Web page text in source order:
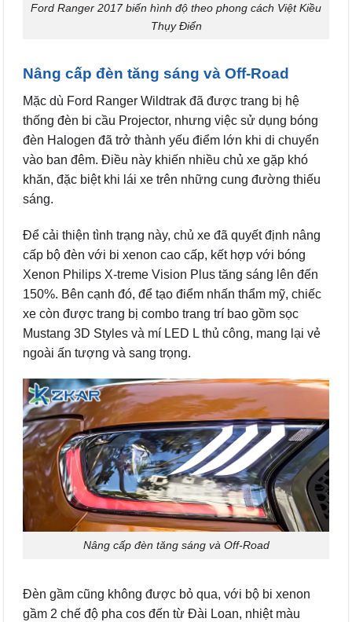
Ford Ranger 2017 biến hình độ theo phong cách Việt Kiều
Thụy Điển
Nâng cấp đèn tăng sáng và Off-Road
Mặc dù Ford Ranger Wildtrak đã được trang bị hệ
thống đèn bi cầu Projector, nhưng việc sử dụng bóng
đèn Halogen đã trở thành yếu điểm lớn khi di chuyển
vào ban đêm. Điều này khiến nhiều chủ xe gặp khó
khăn, đặc biệt khi lái xe trên những cung đường thiếu
sáng.
Để cải thiện tình trạng này, chủ xe đã quyết định nâng
cấp bộ đèn với bi xenon cao cấp, kết hợp với bóng
Xenon Philips X-treme Vision Plus tăng sáng lên đến
150%. Bên cạnh đó, để tạo điểm nhấn thẩm mỹ, chiếc
xe còn được trang bị combo trang trí bao gồm sọc
Mustang 3D Styles và mí LED L thủ công, mang lại vẻ
ngoài ấn tượng và sang trọng.
Nâng cấp đèn tăng sáng và Off-Road
Đèn gầm cũng không được bỏ qua, với bộ bi xenon
gầm 2 chế độ pha cos đến từ Đài Loan, nhiệt màu